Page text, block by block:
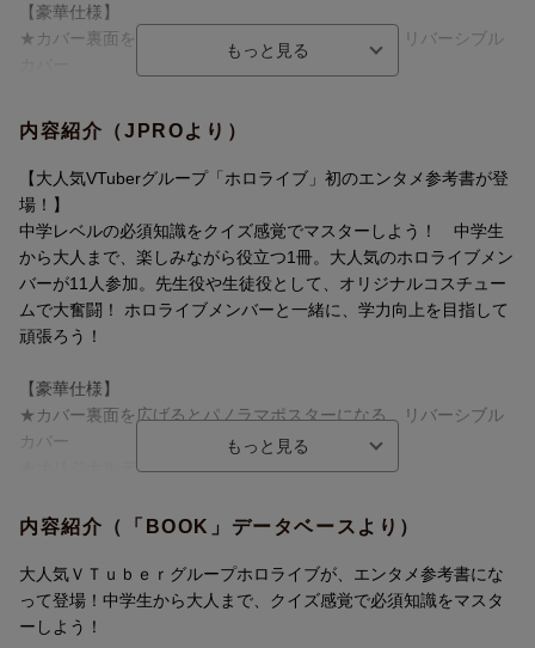
【豪華仕様】
★カバー裏面を広げるとパノラマポスターになる、リバーシブル
★オールカラー＆描きおろしイラスト満載
【参加タレント一覧】
国語の先生役：ときのそら
数学の先生役：天音かなた
英語の先生役：鷹嶺ルイ
理科の先生役：桃鈴ねね
社会の先生役：AZKi
生徒役：大空スバル
生徒役：星街すいせい
生徒役：白銀ノエル
解説サポート役：白上フブキ
解説サポート役：博衣こより
巻頭特集：メンバー紹介ページ
1時間目 国語
2時間目 数学
3時間目 英語
内容紹介（JPROより）
【大人気VTuberグループ「ホロライブ」初のエンタメ参考書が登
場！】
中学レベルの必須知識をクイズ感覚でマスターしよう！ 中学生
から大人まで、楽しみながら役立つ1冊。大人気のホロライブメン
バーが11人参加。先生役や生徒役として、オリジナルコスチュー
ムで大奮闘！ ホロライブメンバーと一緒に、学力向上を目指して
頑張ろう！
【豪華仕様】
★カバー裏面を広げるとパノラマポスターになる、リバーシブル
カバー
★オリジナルデザインノートつき
国語の先生役：ときのそら
数学の先生役：天音かなた
英語の先生役：鷹嶺ルイ
内容紹介（「BOOK」データベースより）
大人気ＶＴｕｂｅｒグループホロライブが、エンタメ参考書にな
って登場！中学生から大人まで、クイズ感覚で必須知識をマスタ
ーしよう！